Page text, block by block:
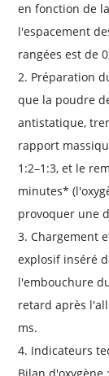
en fonction de
l'espacement
rangées est de
2. Préparation
que la poudre
antistatique,
rapport
1:2–1:3, et le
minutes*
provoquer une
3. Chargement
explosif inséré
l'embouchure
retard après
ms.
4. Indicateurs